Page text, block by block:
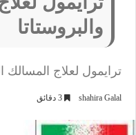
والبروستاتا
ترايمول لعلاج المسالك
shahira Galal